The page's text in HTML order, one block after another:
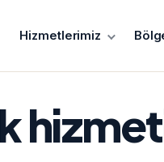
Hizmetlerimiz